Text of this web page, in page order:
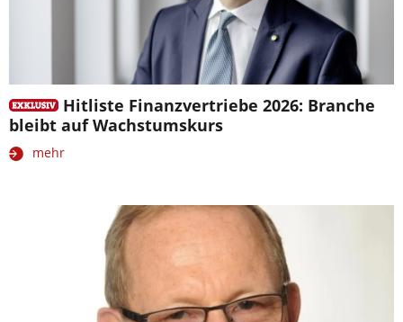
Hitliste Finanzvertriebe 2026: Branche
bleibt auf Wachstumskurs
mehr